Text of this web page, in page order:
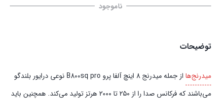
ناموجود
توضیحات
میدرنج‌ها
از جمله میدرنج 8 اینچ آلفا پرو B800sq pro نوعی درایور بلندگو
می‌باشند که فرکانس صدا را از ۲۵۰ تا ۲۰۰۰ هرتز تولید می‌کند. همچنین باید